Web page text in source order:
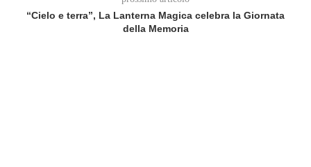
“Cielo e terra”, La Lanterna Magica celebra la Giornata
della Memoria